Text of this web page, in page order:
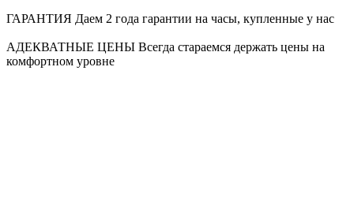
ГАРАНТИЯ Даем 2 года гарантии на часы, купленные у нас
АДЕКВАТНЫЕ ЦЕНЫ Всегда стараемся держать цены на
комфортном уровне